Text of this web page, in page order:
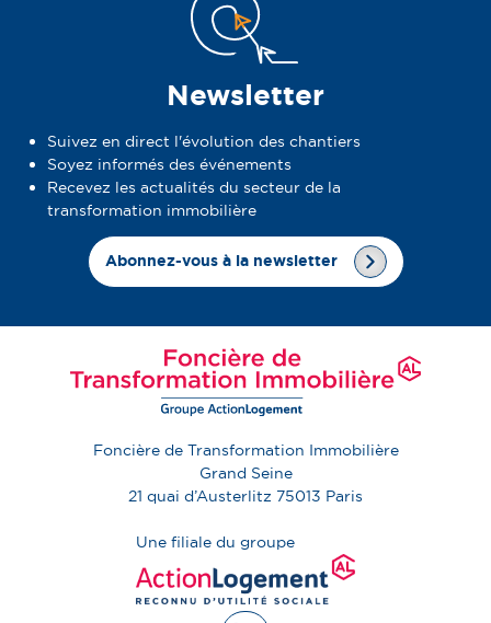
Newsletter
Suivez en direct l'évolution des chantiers
Soyez informés des événements
Recevez les actualités du secteur de la
transformation immobilière
Abonnez-vous à la newsletter
Foncière de Transformation Immobilière
Grand Seine
21 quai d’Austerlitz 75013 Paris
Une filiale du groupe